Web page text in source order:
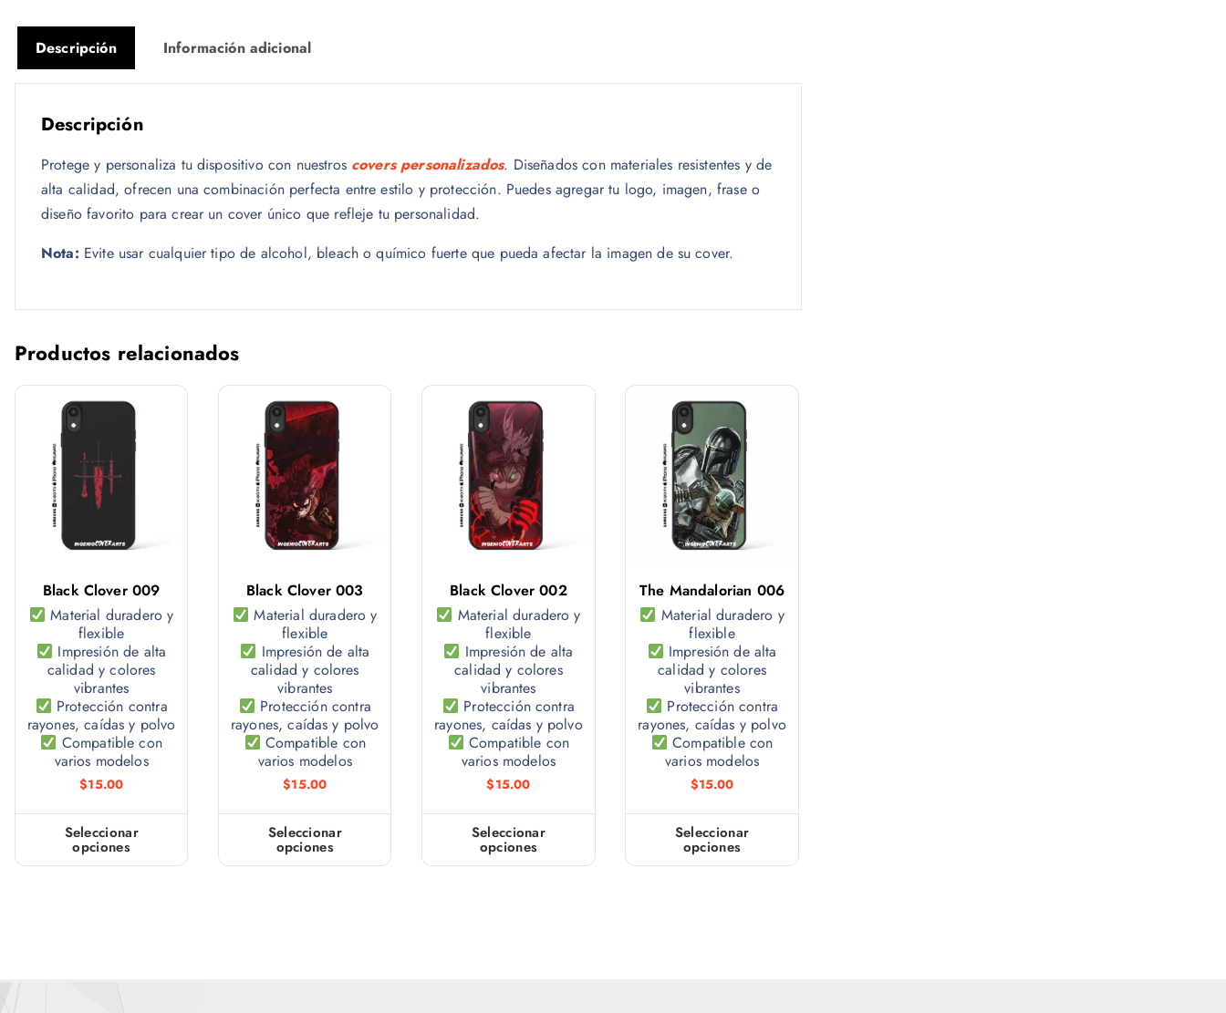
Descripción Información adicional
Descripción
Protege y personaliza tu dispositivo con nuestros covers personalizados. Diseñados con materiales resistentes y de
alta calidad, ofrecen una combinación perfecta entre estilo y protección. Puedes agregar tu logo, imagen, frase o
diseño favorito para crear un cover único que refleje tu personalidad.
Nota: Evite usar cualquier tipo de alcohol, bleach o químico fuerte que pueda afectar la imagen de su cover.
Productos relacionados
Black Clover 009
Material duradero y
flexible
Impresión de alta
calidad y colores
vibrantes
Protección contra
rayones, caídas y polvo
Compatible con
varios modelos
$15.00
Seleccionar
opciones
E
Black Clover 003
Material duradero y
flexible
Impresión de alta
calidad y colores
vibrantes
Protección contra
rayones, caídas y polvo
Compatible con
varios modelos
$15.00
Seleccionar
opciones
E
Black Clover 002
Material duradero y
flexible
Impresión de alta
calidad y colores
vibrantes
Protección contra
rayones, caídas y polvo
Compatible con
varios modelos
$15.00
Seleccionar
opciones
E
The Mandalorian 006
Material duradero y
flexible
Impresión de alta
calidad y colores
vibrantes
Protección contra
rayones, caídas y polvo
Compatible con
varios modelos
$15.00
Seleccionar
opciones
E